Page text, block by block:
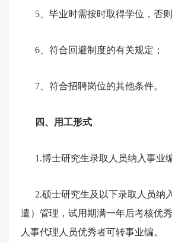
5、毕业时需按时取得学位，否
6、符合回避制度的有关规定；
7、符合招聘岗位的其他条件。
四、用工形式
1.博士研究生录取人员纳入事业
2.硕士研究生及以下录取人员纳
遣）管理，试用期满一年后考核优
人事代理人员优秀者可转事业编。